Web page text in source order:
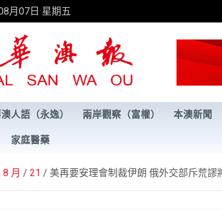
月07日 星期五
報
人語（永逸） 兩岸觀察（富權） 本澳新聞
家庭醫藥
8 月 21 美再要安理會制裁伊朗 俄外交部斥荒謬